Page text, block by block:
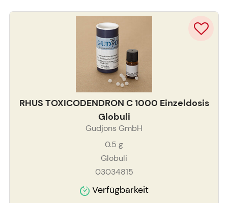
RHUS TOXICODENDRON C 1000 Einzeldosis
Globuli
Gudjons GmbH
0.5 g
Globuli
03034815
Verfügbarkeit